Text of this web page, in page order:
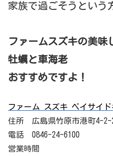
家族で過ごそうという
ファームスズキの美味
牡蠣と車海老
おすすめですよ！
ファーム スズキ ベイサイ
住所 広島県竹原市港町4-2-
電話 0846-24-6100
営業時間